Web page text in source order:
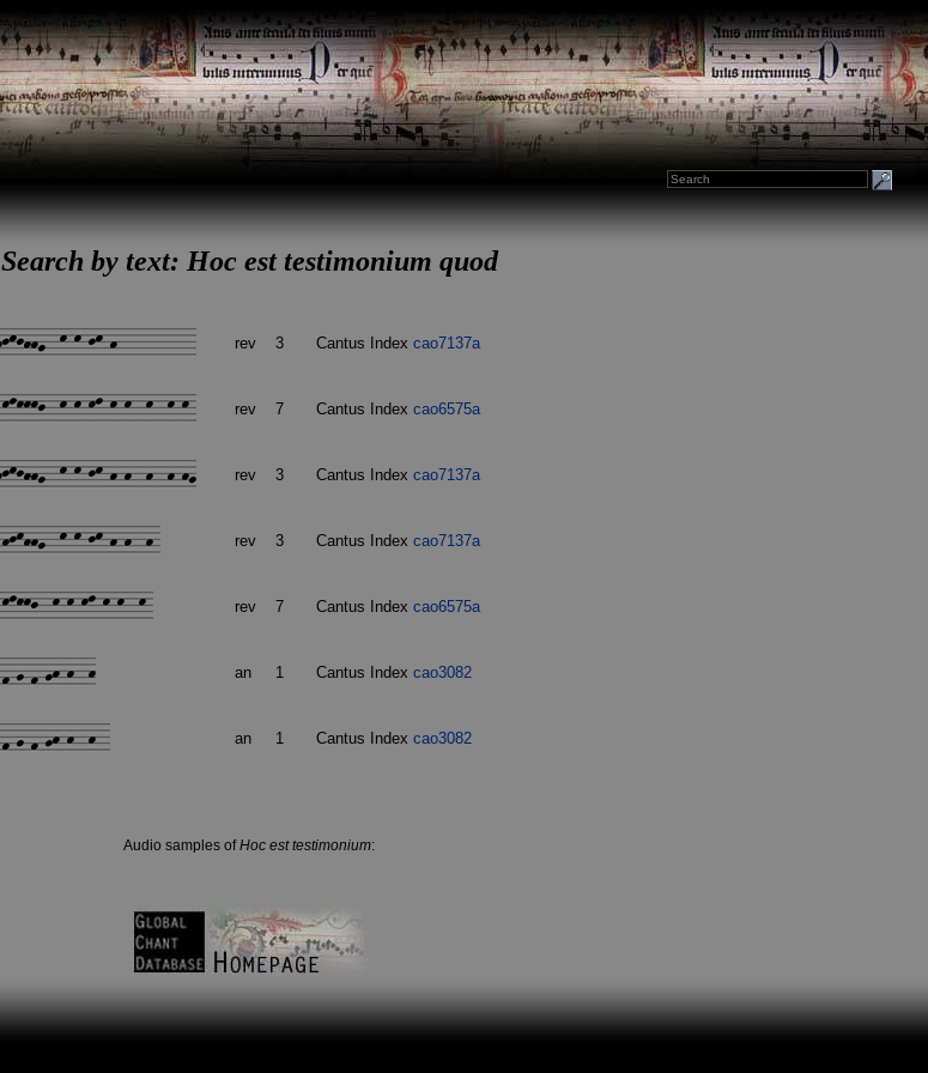
Search by text: Hoc est testimonium quod
rev 3 Cantus Index cao7137a
rev 7 Cantus Index cao6575a
rev 3 Cantus Index cao7137a
rev 3 Cantus Index cao7137a
rev 7 Cantus Index cao6575a
an 1 Cantus Index cao3082
an 1 Cantus Index cao3082
Audio samples ofHoc est testimonium: